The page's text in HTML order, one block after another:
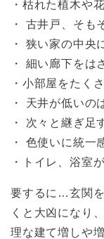
・枯れた植木や
・ 古井戸、そも
・ 狭い家の中央
・ 細い廊下をは
・小部屋をたく
・ 天井が低いの
・ 次々と継ぎ足
・ 色使いに統一
・トイレ、浴室
要するに…玄関
くと大凶になり
理な建て増しや